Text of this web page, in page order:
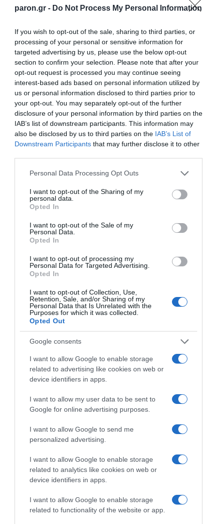
paron.gr - Do Not Process My Personal Information
If you wish to opt-out of the sale, sharing to third parties, or
processing of your personal or sensitive information for
targeted advertising by us, please use the below opt-out
section to confirm your selection. Please note that after your
opt-out request is processed you may continue seeing
interest-based ads based on personal information utilized by
us or personal information disclosed to third parties prior to
your opt-out. You may separately opt-out of the further
disclosure of your personal information by third parties on the
IAB’s list of downstream participants. This information may
also be disclosed by us to third parties on the IAB’s List of
Downstream Participants that may further disclose it to other
Please note that this website/app uses one or more Google
not limited to your visit or usage behaviour. You may click to
grant or deny consent to Google and its third-party tags to
use your data for below specified purposes in below Google
consent section.
Personal Data Processing Opt Outs
I want to opt-out of the Sharing of my
personal data.
Opted In
I want to opt-out of the Sale of my
Personal Data.
Opted In
I want to opt-out of processing my
Personal Data for Targeted Advertising.
Opted In
I want to opt-out of Collection, Use,
Retention, Sale, and/or Sharing of my
Personal Data that Is Unrelated with the
Purposes for which it was collected.
Opted Out
Google consents
I want to allow Google to enable storage
related to advertising like cookies on web or
device identifiers in apps.
I want to allow my user data to be sent to
Google for online advertising purposes.
I want to allow Google to send me
personalized advertising.
I want to allow Google to enable storage
related to analytics like cookies on web or
device identifiers in apps.
I want to allow Google to enable storage
related to functionality of the website or app.
Λίνα Μενδώνη: Αυτοψία στα
Αιγόσθενα, στο αρχαίο φρούριο, στα
βυζαντινά και μεταβυζαντινά μνημεία
Λίνα Μενδώνη: Αυτοψία στα Αιγόσθενα, στο
αρχαίο φρούριο, στα βυζαντινά και
μεταβυζαντινά μνημεία
ΥΠΠΟ: Ολοκληρωμένο σχέδιο για την
Αρχοντικού Βουβάλη στην Κάλυμνο
Ξανθίππη, η γυναίκα του Σωκράτη: Στο
Αρχαίο Θέατρο Μαντινείας
69o ΦΕΣΤΙΒΑΛ ΦΙΛΙΠΠΩΝ: ΜΕΣΟΤΟΙΧΙΕΣ ή
Μικρή Προσευχή στις 3:46 π.μ. (trailer)
MEDIA - ΤΥΠΟΛΟΓΙΕΣ
MEDIA - ΤΥΠΟΛΟΓΙΕΣ
ΕΡΤ3 – «Project Περιφέρεια»: Η
καλλιέργεια του ροδάκινου στη
Νάουσα
«Φαντάσματα» στο Star
γύρο του Europa League είναι στο OPEN
Η ΕΡΤ στην Ίμβρο για τον
ετών Ιερωσύνης του Οικουμενικού
Πατριάρχου